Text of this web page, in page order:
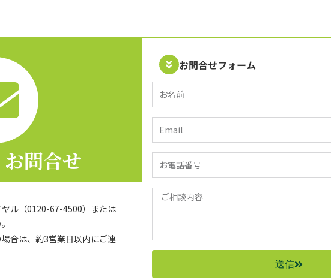
問合せ
ル（0120-67-4500）または
合は、約3営業日以内にご連
お問合せフォーム
送信